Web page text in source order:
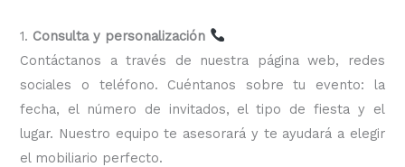
1. Consulta y personalización
Contáctanos a través de nuestra página web, redes
sociales o teléfono. Cuéntanos sobre tu evento: la
fecha, el número de invitados, el tipo de fiesta y el
lugar. Nuestro equipo te asesorará y te ayudará a elegir
el mobiliario perfecto.